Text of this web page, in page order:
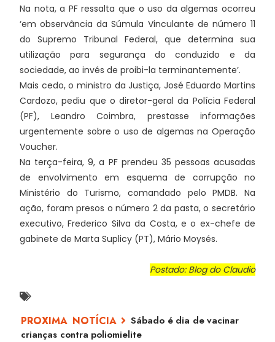
Na nota, a PF ressalta que o uso da algemas ocorreu
‘em observância da Súmula Vinculante de número 11
do Supremo Tribunal Federal, que determina sua
utilização para segurança do conduzido e da
sociedade, ao invés de proibi-la terminantemente’.
Mais cedo, o ministro da Justiça, José Eduardo Martins
Cardozo, pediu que o diretor-geral da Polícia Federal
(PF), Leandro Coimbra, prestasse informações
urgentemente sobre o uso de algemas na Operação
Voucher.
Na terça-feira, 9, a PF prendeu 35 pessoas acusadas
de envolvimento em esquema de corrupção no
Ministério do Turismo, comandado pelo PMDB. Na
ação, foram presos o número 2 da pasta, o secretário
executivo, Frederico Silva da Costa, e o ex-chefe de
gabinete de Marta Suplicy (PT), Mário Moysés.
Postado: Blog do Claudio
Sábado é dia de vacinar
crianças contra poliomielite